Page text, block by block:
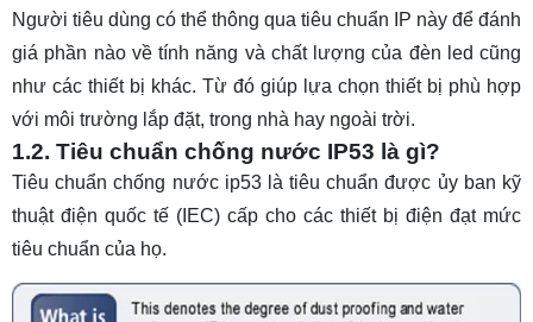
Người tiêu dùng có thể thông qua tiêu chuẩn IP này để đánh
giá phần nào về tính năng và chất lượng của đèn led cũng
như các thiết bị khác. Từ đó giúp lựa chọn thiết bị phù hợp
với môi trường lắp đặt, trong nhà hay ngoài trời.
1.2. Tiêu chuẩn chống nước IP53 là gì?
Tiêu chuẩn chống nước ip53 là tiêu chuẩn được ủy ban kỹ
thuật điện quốc tế (IEC) cấp cho các thiết bị điện đạt mức
tiêu chuẩn của họ.